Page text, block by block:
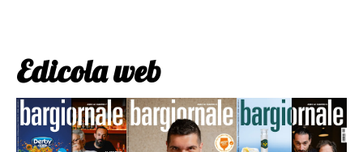
Edicola web